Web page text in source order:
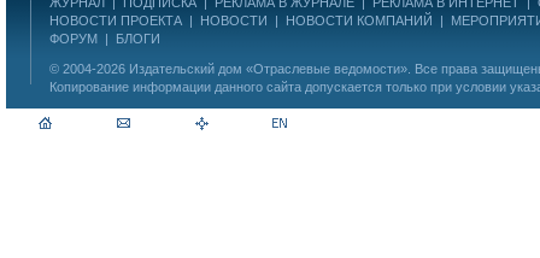
НОВОСТИ ПРОЕКТА | НОВОСТИ | НОВОСТИ КОМПАНИЙ |
ФОРУМ | БЛОГИ
© 2004-2026 Издательский дом «Отраслевые ведомости» . Все права
Копирование информации данного сайта допускается только при условии